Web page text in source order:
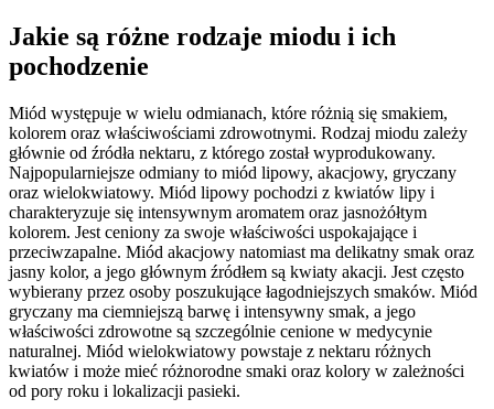
Jakie są różne rodzaje miodu i ich
pochodzenie
Miód występuje w wielu odmianach, które różnią się smakiem,
kolorem oraz właściwościami zdrowotnymi. Rodzaj miodu zależy
głównie od źródła nektaru, z którego został wyprodukowany.
Najpopularniejsze odmiany to miód lipowy, akacjowy, gryczany
oraz wielokwiatowy. Miód lipowy pochodzi z kwiatów lipy i
charakteryzuje się intensywnym aromatem oraz jasnożółtym
kolorem. Jest ceniony za swoje właściwości uspokajające i
przeciwzapalne. Miód akacjowy natomiast ma delikatny smak oraz
jasny kolor, a jego głównym źródłem są kwiaty akacji. Jest często
wybierany przez osoby poszukujące łagodniejszych smaków. Miód
gryczany ma ciemniejszą barwę i intensywny smak, a jego
właściwości zdrowotne są szczególnie cenione w medycynie
naturalnej. Miód wielokwiatowy powstaje z nektaru różnych
kwiatów i może mieć różnorodne smaki oraz kolory w zależności
od pory roku i lokalizacji pasieki.